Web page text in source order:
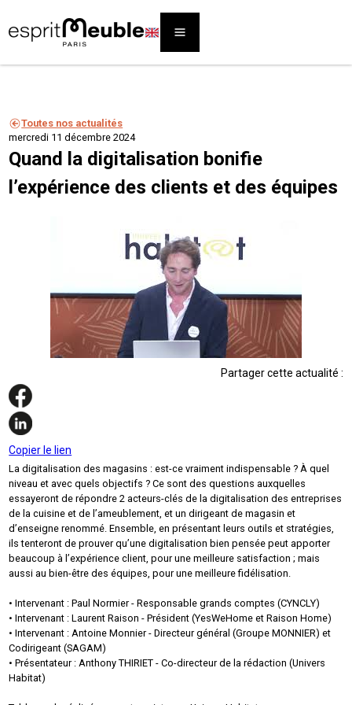
Toutes nos actualités
mercredi 11 décembre 2024
Quand la digitalisation bonifie
l’expérience des clients et des équipes
Partager cette actualité :
Copier le lien
La digitalisation des magasins : est-ce vraiment indispensable ? À quel
niveau et avec quels objectifs ? Ce sont des questions auxquelles
essayeront de répondre 2 acteurs-clés de la digitalisation des entreprises
de la cuisine et de l’ameublement, et un dirigeant de magasin et
d’enseigne renommé. Ensemble, en présentant leurs outils et stratégies,
ils tenteront de prouver qu’une digitalisation bien pensée peut apporter
beaucoup à l’expérience client, pour une meilleure satisfaction ; mais
aussi au bien-être des équipes, pour une meilleure fidélisation.
• Intervenant : Paul Normier - Responsable grands comptes (CYNCLY)
• Intervenant : Laurent Raison - Président (YesWeHome et Raison Home)
• Intervenant : Antoine Monnier - Directeur général (Groupe MONNIER) et
Codirigeant (SAGAM)
• Présentateur : Anthony THIRIET - Co-directeur de la rédaction (Univers
Habitat)